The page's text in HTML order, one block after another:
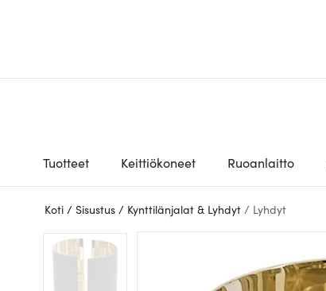
Tuotteet Keittiökoneet Ruoanlaitto
Koti / Sisustus / Kynttilänjalat & Lyhdyt / Lyhdyt